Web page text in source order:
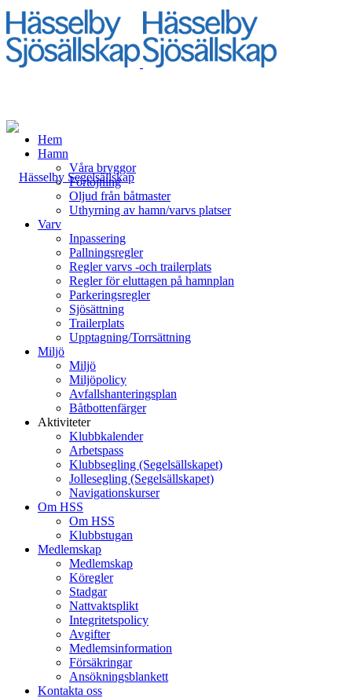
Hem
Hamn
Våra bryggor
Förtöjning
Oljud från båtmaster
Uthyrning av hamn/varvs platser
Varv
Inpassering
Pallningsregler
Regler varvs -och trailerplats
Regler för eluttagen på hamnplan
Parkeringsregler
Sjösättning
Trailerplats
Upptagning/Torrsättning
Miljö
Miljö
Miljöpolicy
Avfallshanteringsplan
Båtbottenfärger
Aktiviteter
Klubbkalender
Arbetspass
Klubbsegling (Segelsällskapet)
Jollesegling (Segelsällskapet)
Navigationskurser
Om HSS
Om HSS
Klubbstugan
Medlemskap
Medlemskap
Köregler
Stadgar
Nattvaktsplikt
Integritetspolicy
Avgifter
Medlemsinformation
Försäkringar
Ansökningsblankett
Kontakta oss